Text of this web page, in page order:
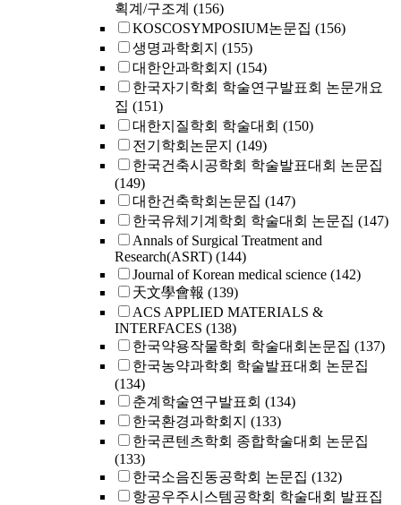
획계/구조계 (156)
KOSCOSYMPOSIUM논문집 (156)
생명과학회지 (155)
대한안과학회지 (154)
한국자기학회 학술연구발표회 논문개요
집 (151)
대한지질학회 학술대회 (150)
전기학회논문지 (149)
한국건축시공학회 학술발표대회 논문집
(149)
대한건축학회논문집 (147)
한국유체기계학회 학술대회 논문집 (147)
Annals of Surgical Treatment and
Research(ASRT) (144)
Journal of Korean medical science (142)
天文學會報 (139)
ACS APPLIED MATERIALS &
INTERFACES (138)
한국약용작물학회 학술대회논문집 (137)
한국농약과학회 학술발표대회 논문집
(134)
춘계학술연구발표회 (134)
한국환경과학회지 (133)
한국콘텐츠학회 종합학술대회 논문집
(133)
한국소음진동공학회 논문집 (132)
항공우주시스템공학회 학술대회 발표집